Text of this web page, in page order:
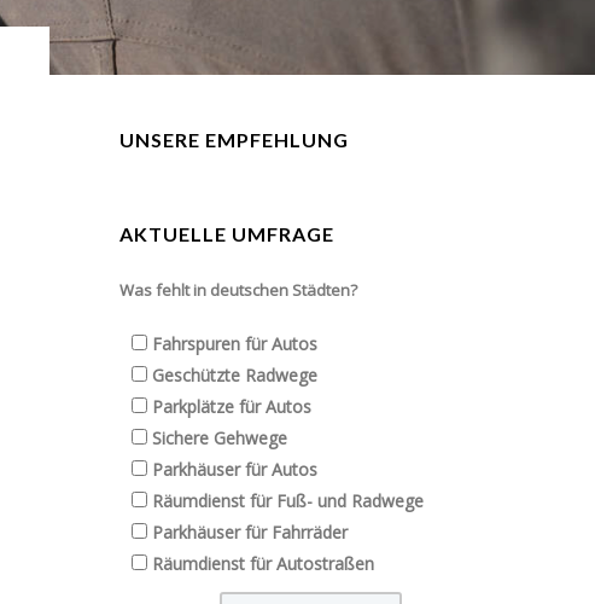
UNSERE EMPFEHLUNG
AKTUELLE UMFRAGE
Was fehlt in deutschen Städten?
Fahrspuren für Autos
Geschützte Radwege
Parkplätze für Autos
Sichere Gehwege
Parkhäuser für Autos
Räumdienst für Fuß- und Radwege
Parkhäuser für Fahrräder
Räumdienst für Autostraßen